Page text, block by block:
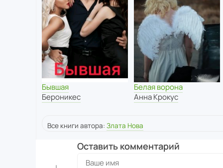
Бывшая
Бероникес
Белая ворона
Анна Крокус
Все книги автора: Злата Нова
Оставить комментарий